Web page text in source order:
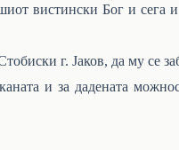
вистински Бог и сега
г. Јаков, да му се
и за дадената